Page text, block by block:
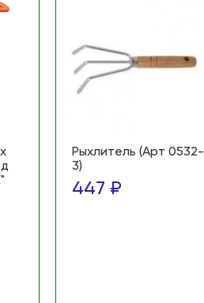
Рыхлитель (Арт 0532-
3)
447 ₽